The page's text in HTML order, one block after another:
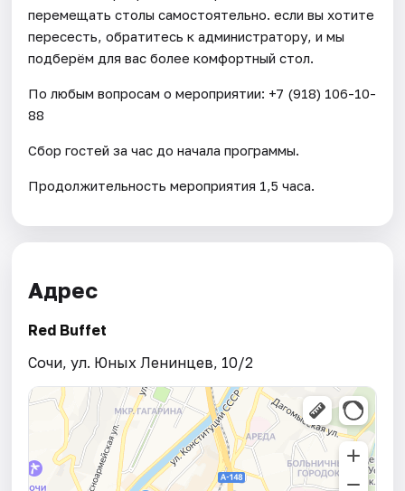
перемещать столы самостоятельно. если вы хотите
пересесть, обратитесь к администратору, и мы
подберём для вас более комфортный стол.
По любым вопросам о мероприятии: +7 (918) 106-10-
88
Сбор гостей за час до начала программы.
Продолжительность мероприятия 1,5 часа.
Адрес
Red Buffet
Сочи, ул. Юных Ленинцев, 10/2